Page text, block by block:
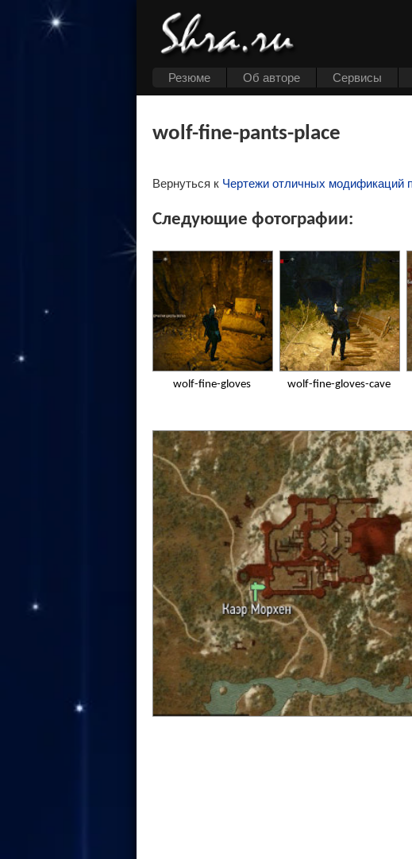
Резюме Об авторе Cервисы
wolf-fine-pants-place
Вернуться к Чертежи отличных модификаций
Следующие фотографии:
wolf-fine-gloves wolf-fine-gloves-cave